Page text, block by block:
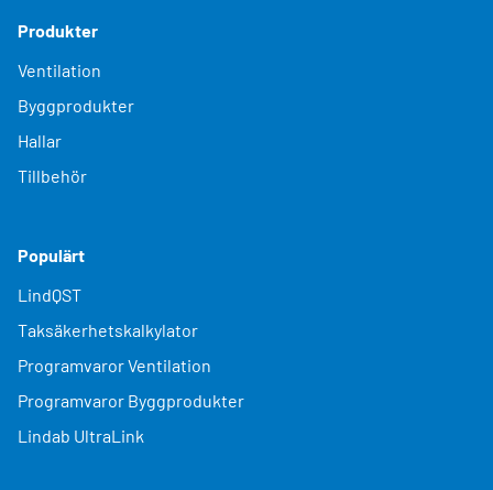
Produkter
Ventilation
Byggprodukter
Hallar
Tillbehör
Populärt
LindQST
Taksäkerhetskalkylator
Programvaror Ventilation
Programvaror Byggprodukter
Lindab UltraLink